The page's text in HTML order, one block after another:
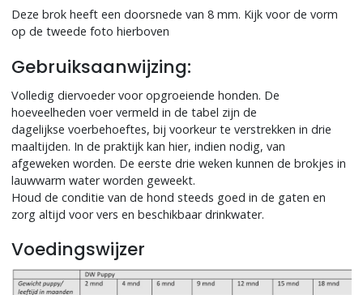
Deze brok heeft een doorsnede van 8 mm. Kijk voor de vorm
op de tweede foto hierboven
Gebruiksaanwijzing:
Volledig diervoeder voor opgroeiende honden. De
hoeveelheden voer vermeld in de tabel zijn de
dagelijkse voerbehoeftes, bij voorkeur te verstrekken in drie
maaltijden. In de praktijk kan hier, indien nodig, van
afgeweken worden. De eerste drie weken kunnen de brokjes in
lauwwarm water worden geweekt.
Houd de conditie van de hond steeds goed in de gaten en
zorg altijd voor vers en beschikbaar drinkwater.
Voedingswijzer